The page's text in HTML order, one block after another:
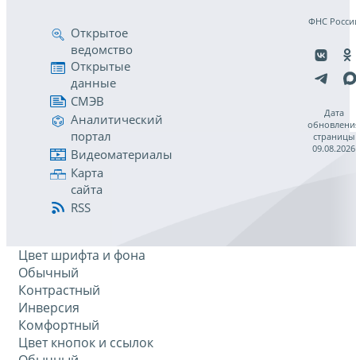
Открытое
ведомство
Открытые
данные
СМЭВ
Аналитический
портал
Видеоматериалы
Карта
сайта
RSS
ФНС
Дата
страницы
09.08.2026
Цвет шрифта и фона
Обычный
Контрастный
Инверсия
Комфортный
Цвет кнопок и ссылок